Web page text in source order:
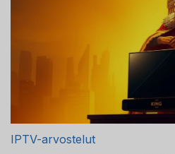
IPTV-arvostelut